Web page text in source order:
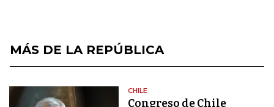
MÁS DE LA REPÚBLICA
CHILE
Congreso de Chile